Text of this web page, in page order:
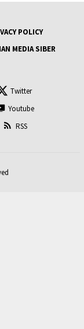
POLICY
MEDIA SIBER
Twitter
Youtube
RSS